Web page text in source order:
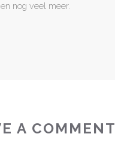
nog veel meer.
A COMMENT